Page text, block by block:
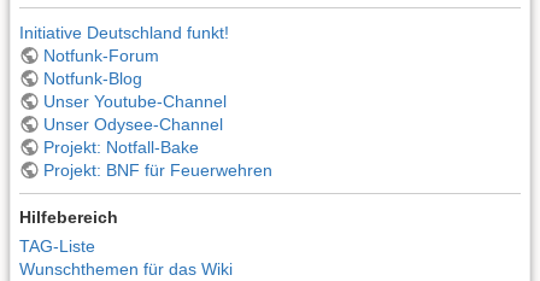
Initiative Deutschland funkt!
Notfunk-Forum
Notfunk-Blog
Unser Youtube-Channel
Unser Odysee-Channel
Projekt: Notfall-Bake
Projekt: BNF für Feuerwehren
Hilfebereich
TAG-Liste
Wunschthemen für das Wiki